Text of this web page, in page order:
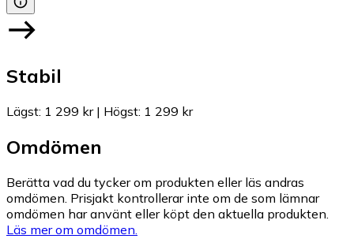
Stabil
Lägst: 1 299 kr| Högst: 1 299 kr
Omdömen
Berätta vad du tycker om produkten eller läs andras
omdömen. Prisjakt kontrollerar inte om de som lämnar
omdömen har använt eller köpt den aktuella produkten.
Läs mer om omdömen.